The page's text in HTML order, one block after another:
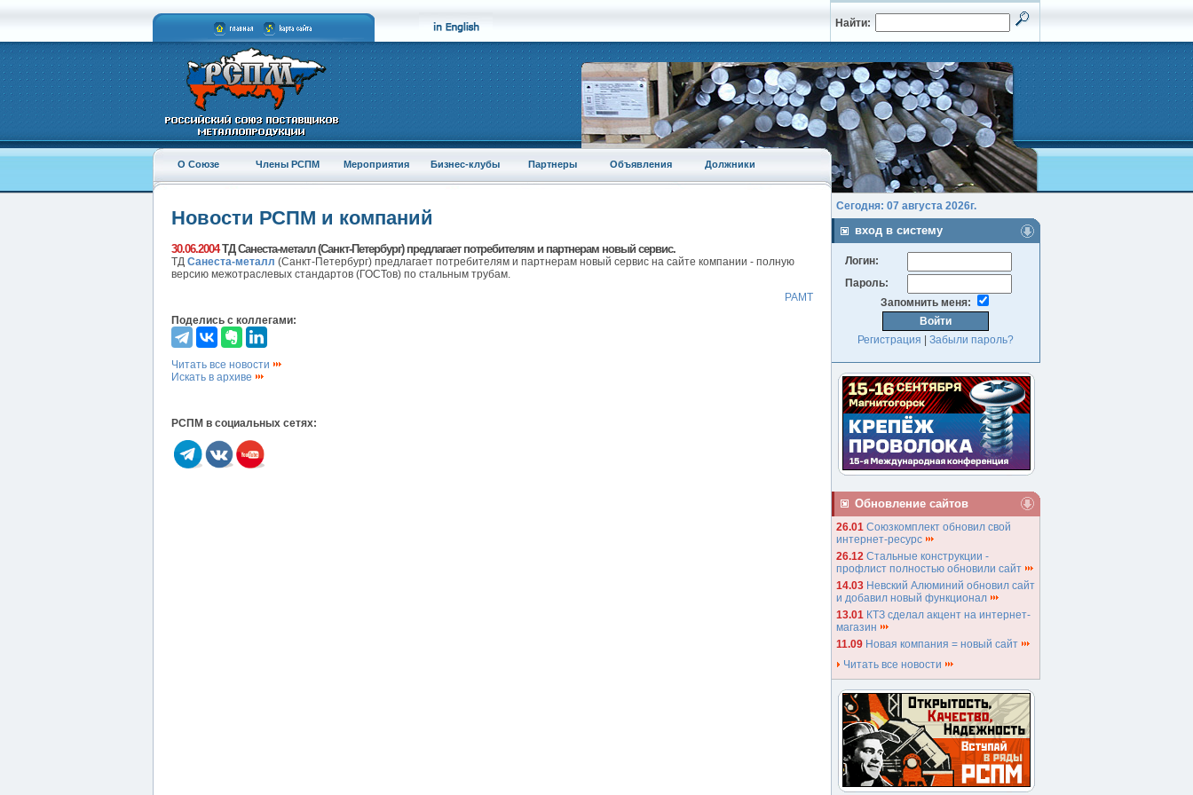
Найти:
О Союзе Члены РСПМ Мероприятия Бизнес-клубы Партнеры Объявления Должники
Новости РСПМ и компаний
30.06.2004ТД Санеста-металл (Санкт-Петербург) предлагает потребителям и партнерам новый сервис.
ТД Санеста-металл (Санкт-Петербург) предлагает потребителям и партнерам новый сервис на сайте компании - полную
версию межотраслевых стандартов (ГОСТов) по стальным трубам.
РАМТ
Поделись с коллегами:
Читать все новости
Искать в архиве
РСПМ в социальных сетях:
Сегодня: 07 августа 2026г.
вход в систему
Логин:
Пароль:
Запомнить меня:
Регистрация Забыли пароль?
Обновление сайтов
26.01 Союзкомплект обновил свой
интернет-ресурс
26.12 Стальные конструкции -
профлист полностью обновили сайт
14.03 Невский Алюминий обновил сайт
и добавил новый функционал
13.01 КТЗ сделал акцент на интернет-
магазин
11.09 Новая компания = новый сайт
Читать все новости